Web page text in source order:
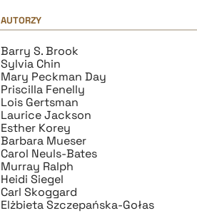
AUTORZY
Barry S. Brook
Sylvia Chin
Mary Peckman Day
Priscilla Fenelly
Lois Gertsman
Laurice Jackson
Esther Korey
Barbara Mueser
Carol Neuls-Bates
Murray Ralph
Heidi Siegel
Carl Skoggard
Elżbieta Szczepańska-Gołas